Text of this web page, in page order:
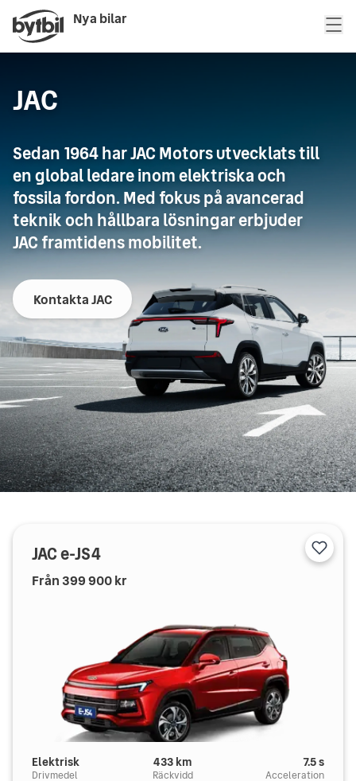
Nya bilar
JAC
Sedan 1964 har JAC Motors utvecklats till
en global ledare inom elektriska och
fossila fordon. Med fokus på avancerad
teknik och hållbara lösningar erbjuder
JAC framtidens mobilitet.
Kontakta JAC
JACe-JS4
Från 399 900kr
Elektrisk
Drivmedel
433 km
Räckvidd
7.5s
Acceleration